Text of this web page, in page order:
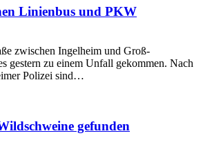
Linienbus und PKW
zwischen Ingelheim und Groß-
gestern zu einem Unfall gekommen. Nach
Polizei sind…
gefunden